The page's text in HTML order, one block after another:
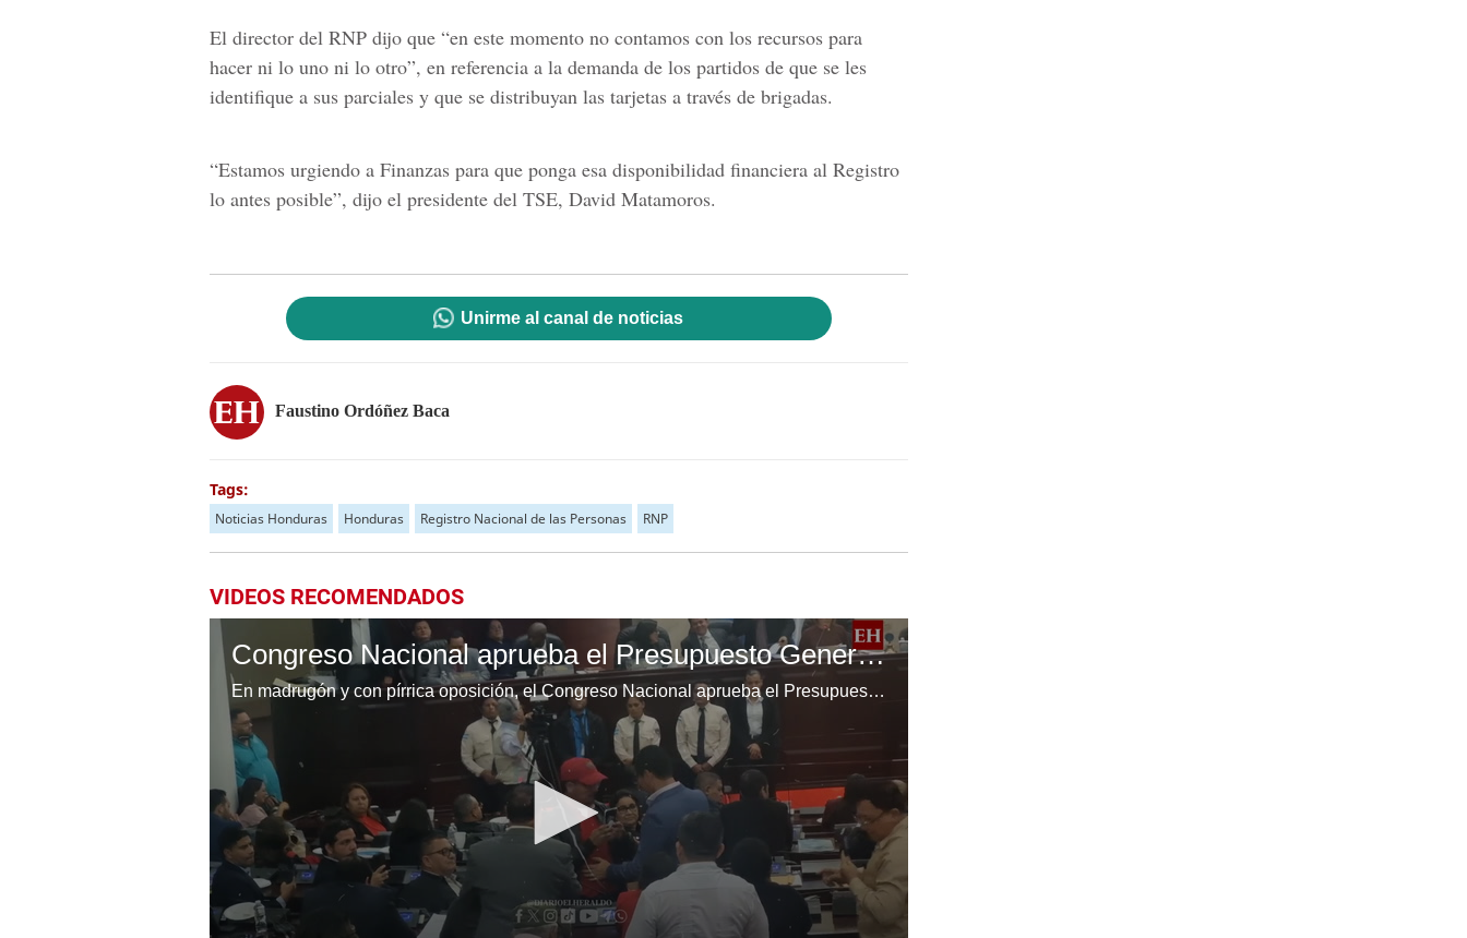
El director del RNP dijo que “en este momento no contamos con los recursos para
hacer ni lo uno ni lo otro”, en referencia a la demanda de los partidos de que se les
identifique a sus parciales y que se distribuyan las tarjetas a través de brigadas.
“Estamos urgiendo a Finanzas para que ponga esa disponibilidad financiera al Registro
lo antes posible”, dijo el presidente del TSE, David Matamoros.
Unirme al canal de noticias
Faustino Ordóñez Baca
Tags:
Noticias Honduras Honduras Registro Nacional de las Personas RNP
VIDEOS RECOMENDADOS
Congreso Nacional aprueba el Presupuesto General de la República 2025
En madrugón y con pírrica oposición, el Congreso Nacional aprueba el Presupuesto General de la República 2025